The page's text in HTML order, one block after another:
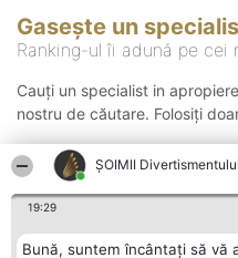
ŞOIMII Divertismentului
19:29
Bună, suntem încântați să vă
Gasește un
Ranking-ul îi adună pe
Cauți un specialist in
nostru de căutare. Folosiți